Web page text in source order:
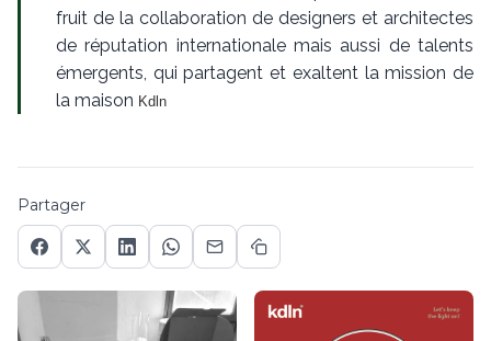
fruit de la collaboration de designers et architectes
de réputation internationale mais aussi de talents
émergents, qui partagent et exaltent la mission de
la maison Kdln
Partager